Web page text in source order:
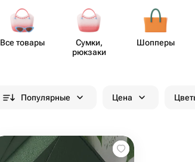
Все товары
Сумки,
рюкзаки
Шопперы
Популярные Цена